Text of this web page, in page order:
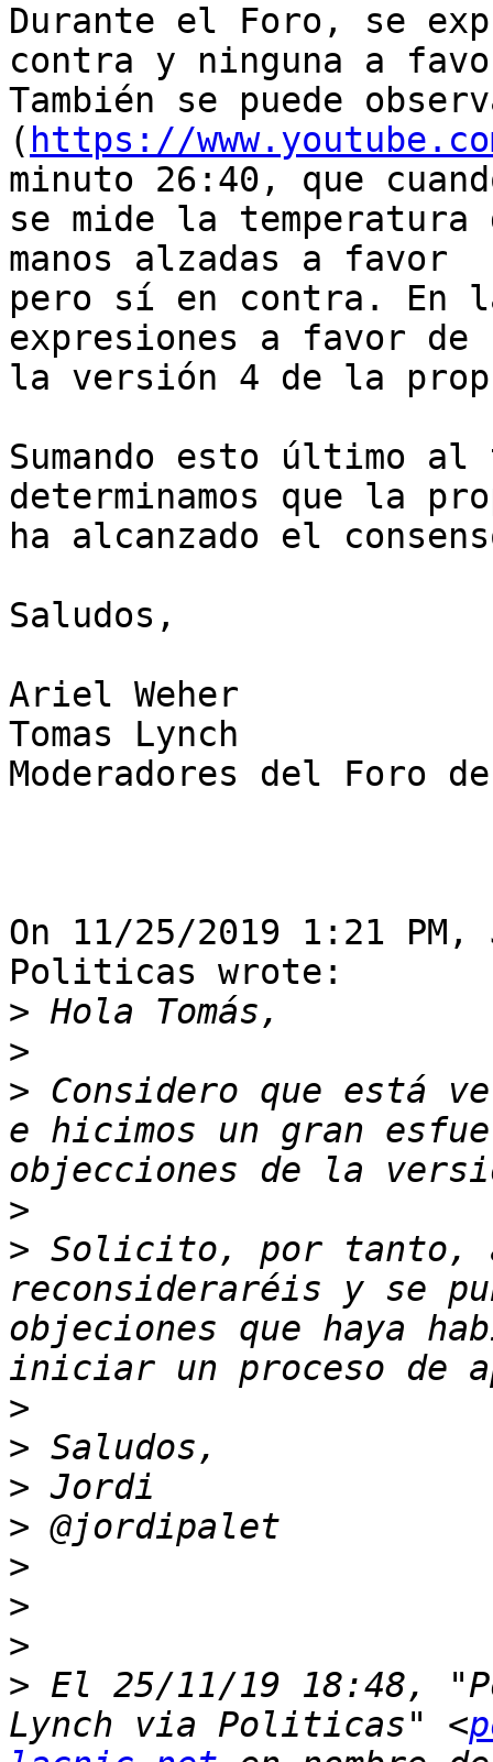
Durante el Foro, se
contra y ninguna a
También se puede
( https://
minuto 26:40, que
se mide la
manos alzadas a favor
pero sí en contra. En
expresiones a favor de
la versión 4 de la
Sumando esto último
determinamos que la
ha alcanzado el
Saludos,
Ariel Weher
Tomas Lynch
Moderadores del Foro
On 11/25/2019 1:21 PM,
Politicas wrote:
>
>
> Considero que está
e hicimos un gran
>
> Solicito, por tanto,
reconsideraréis y se
objeciones que haya
>
>
>
>
>
>
>
> ﻿El 25/11/19 18:48,
Lynch via Politicas" <